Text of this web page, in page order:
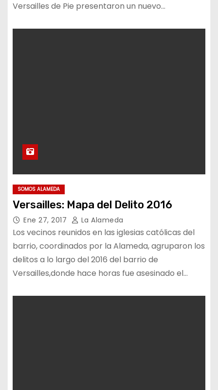
Versailles de Pie presentaron un nuevo…
SOMOS ALAMEDA
Versailles: Mapa del Delito 2016
Ene 27, 2017 La Alameda
Los vecinos reunidos en las iglesias católicas del
barrio, coordinados por la Alameda, agruparon los
delitos a lo largo del 2016 del barrio de
Versailles,donde hace horas fue asesinado el…